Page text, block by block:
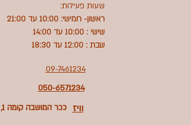
שעות פעילות:
ראשון- חמישי: 10:00 עד 21:00
שישי : 10:00 עד 14:00
שבת : 12:00 עד 18:30
09-7461234
050-6571234
ככר המושבה קומה 1, הוד השרון
וויז